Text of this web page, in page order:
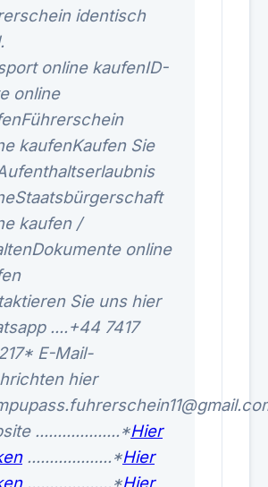
identisch
online kaufenID-
online
kaufenKaufen Sie
kaufen /
online
Sie uns hier
....+44 7417
E-Mail-
hier
...................*Hier
...................*Hier
...................*Hier